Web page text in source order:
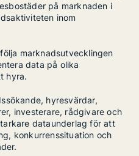
på marknaden i
inom
marknadsutvecklingen
data på olika
hyra.
hyresvärdar,
investerare, rådgivare och
dataunderlag för att
konkurrenssituation och